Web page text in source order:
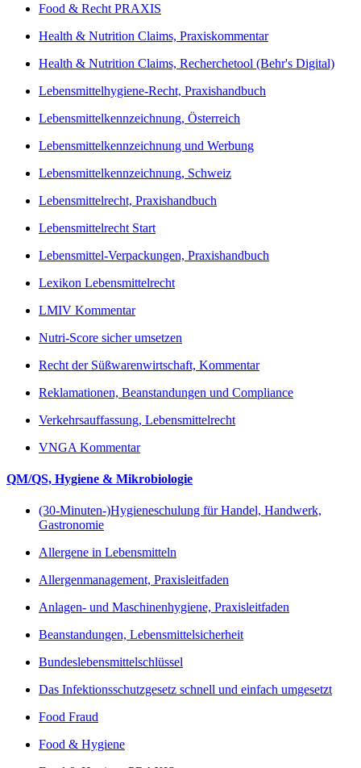
Food & Recht PRAXIS
Health & Nutrition Claims, Praxiskommentar
Health & Nutrition Claims, Recherchetool (Behr's Digital)
Lebensmittelhygiene-Recht, Praxishandbuch
Lebensmittelkennzeichnung, Österreich
Lebensmittelkennzeichnung und Werbung
Lebensmittelkennzeichnung, Schweiz
Lebensmittelrecht, Praxishandbuch
Lebensmittelrecht Start
Lebensmittel-Verpackungen, Praxishandbuch
Lexikon Lebensmittelrecht
LMIV Kommentar
Nutri-Score sicher umsetzen
Recht der Süßwarenwirtschaft, Kommentar
Reklamationen, Beanstandungen und Compliance
Verkehrsauffassung, Lebensmittelrecht
VNGA Kommentar
QM/QS, Hygiene & Mikrobiologie
(30-Minuten-)Hygieneschulung für Handel, Handwerk,
Gastronomie
Allergene in Lebensmitteln
Allergenmanagement, Praxisleitfaden
Anlagen- und Maschinenhygiene, Praxisleitfaden
Beanstandungen, Lebensmittelsicherheit
Bundeslebensmittelschlüssel
Das Infektionsschutzgesetz schnell und einfach umgesetzt
Food Fraud
Food & Hygiene